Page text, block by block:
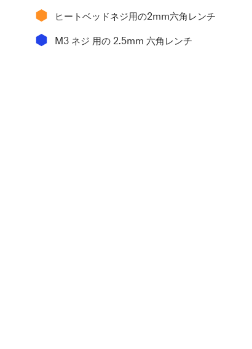
⬢ ヒートベッドネジ用の2mm六角レンチ
⬢ M3 ネジ 用の 2.5mm 六角レンチ